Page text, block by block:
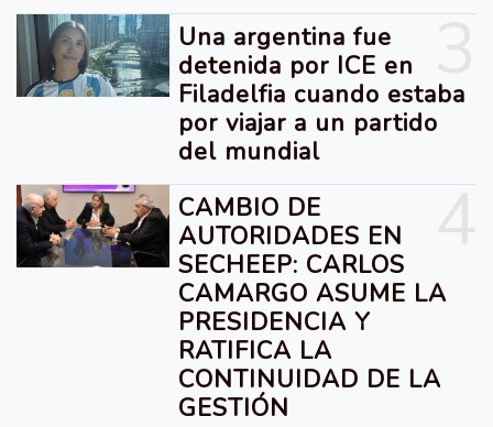
Una argentina fue
detenida por ICE en
Filadelfia cuando estaba
por viajar a un partido
del mundial
CAMBIO DE
AUTORIDADES EN
SECHEEP: CARLOS
CAMARGO ASUME LA
PRESIDENCIA Y
RATIFICA LA
CONTINUIDAD DE LA
GESTIÓN